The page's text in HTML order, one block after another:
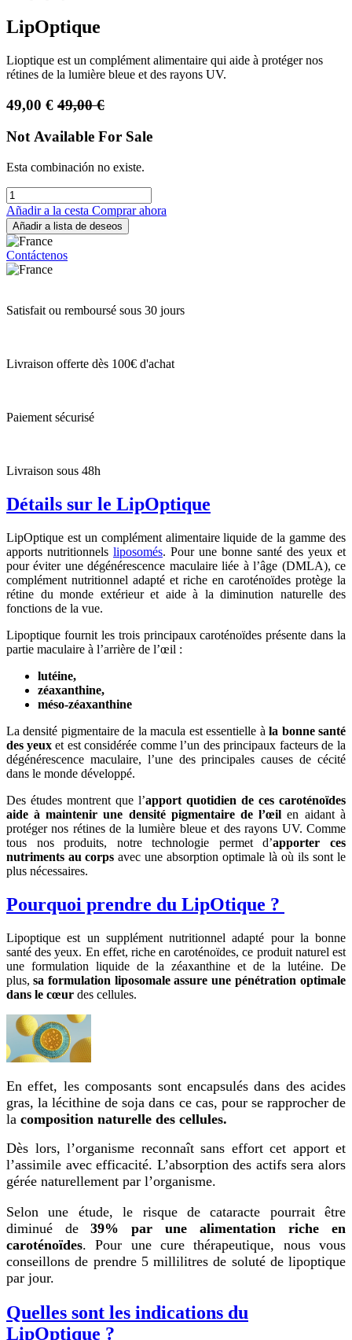
LipOptique
Lioptique est un complément alimentaire qui aide à protéger nos
rétines de la lumière bleue et des rayons UV.
49,00 € 49,00€
Not Available For Sale
Esta combinación no existe.
Añadir a la cesta Comprar ahora
Añadir a lista de deseos
Contáctenos
Satisfait ou remboursé sous 30 jours
Livraison offerte dès 100€ d'achat
Paiement sécurisé
Livraison sous 48h
Détails sur le LipOptique
LipOptique est un complément alimentaire liquide de la gamme des
apports nutritionnels liposomés. Pour une bonne santé des yeux et
pour éviter une dégénérescence maculaire liée à l’âge (DMLA), ce
complément nutritionnel adapté et riche en caroténoïdes protège la
rétine du monde extérieur et aide à la diminution naturelle des
fonctions de la vue.
Lipoptique fournit les trois principaux caroténoïdes présente dans la
partie maculaire à l’arrière de l’œil :
lutéine,
zéaxanthine,
méso-zéaxanthine
La densité pigmentaire de la macula est essentielle à la bonne santé
des yeux et est considérée comme l’un des principaux facteurs de la
dégénérescence maculaire, l’une des principales causes de cécité
dans le monde développé.
Des études montrent que l’apport quotidien de ces caroténoïdes
aide à maintenir une densité pigmentaire de l’œil en aidant à
protéger nos rétines de la lumière bleue et des rayons UV. Comme
tous nos produits, notre technologie permet d’apporter ces
nutriments au corps avec une absorption optimale là où ils sont le
plus nécessaires.
Pourquoi prendre du LipOtique ?
Lipoptique est un supplément nutritionnel adapté pour la bonne
santé des yeux. En effet, riche en caroténoïdes, ce produit naturel est
une formulation liquide de la zéaxanthine et de la lutéine. De
plus, sa formulation liposomale assure une pénétration optimale
dans le cœur des cellules.
En effet, les composants sont encapsulés dans des acides
gras, la lécithine de soja dans ce cas, pour se rapprocher de
la composition naturelle des cellules.
Dès lors, l’organisme reconnaît sans effort cet apport et
l’assimile avec efficacité. L’absorption des actifs sera alors
gérée naturellement par l’organisme.
Selon une étude, le risque de cataracte pourrait être
diminué de 39% par une alimentation riche en
caroténoïdes. Pour une cure thérapeutique, nous vous
conseillons de prendre 5 millilitres de soluté de lipoptique
par jour.
Quelles sont les indications du
LipOptique ?